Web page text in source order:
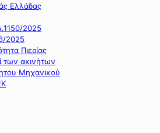
Ελλάδας
2025
2025
Πιερίας
των ακινήτων
Μηχανικού